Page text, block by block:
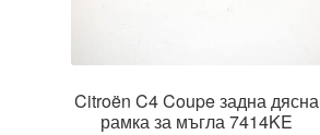
Citroën C4 Coupe задна дясна
рамка за мъгла 7414KE